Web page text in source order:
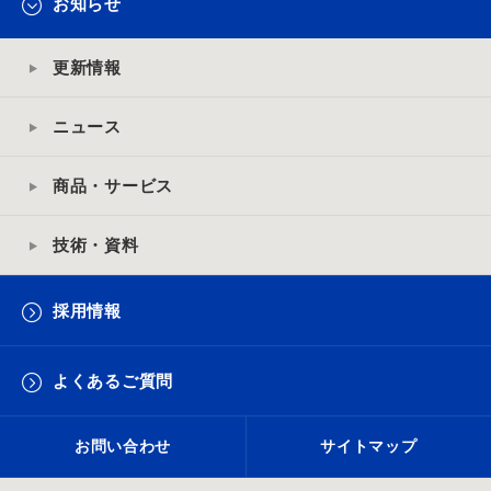
お知らせ
更新情報
ニュース
商品・サービス
技術・資料
採用情報
よくあるご質問
お問い合わせ サイトマップ